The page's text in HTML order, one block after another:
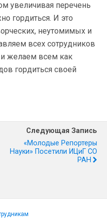
увеличивая перечень
гордиться. И это
неутомимых и
всех сотрудников
и желаем всем как
гордиться своей
Следующая Запись
«Молодые Репортеры
Науки» Посетили ИЦиГ СО
РАН